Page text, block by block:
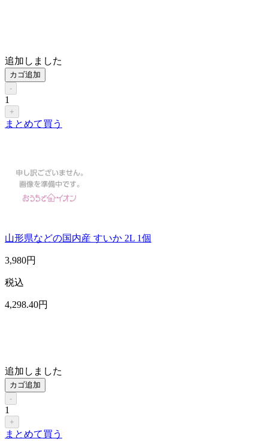
追加しました
カゴ追加
-
1
+
まとめて買う
山形県などの国内産 すいか 2L 1個
3,980円
税込
4,298.40円
追加しました
カゴ追加
-
1
+
まとめて買う